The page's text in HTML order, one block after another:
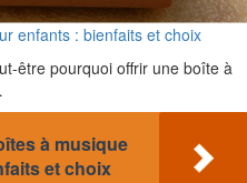
enfants : bienfaits et choix
être pourquoi offrir une boîte à
à musique
et choix